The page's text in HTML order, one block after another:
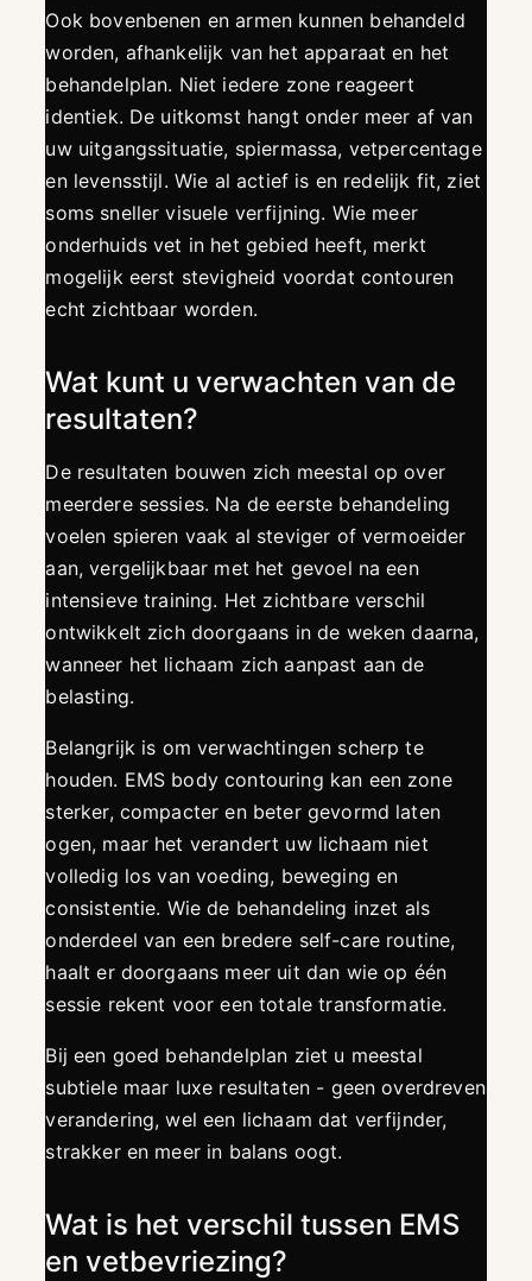
Ook bovenbenen en armen kunnen behandeld
worden, afhankelijk van het apparaat en het
behandelplan. Niet iedere zone reageert
identiek. De uitkomst hangt onder meer af van
uw uitgangssituatie, spiermassa, vetpercentage
en levensstijl. Wie al actief is en redelijk fit, ziet
soms sneller visuele verfijning. Wie meer
onderhuids vet in het gebied heeft, merkt
mogelijk eerst stevigheid voordat contouren
echt zichtbaar worden.
Wat kunt u verwachten van de
resultaten?
De resultaten bouwen zich meestal op over
meerdere sessies. Na de eerste behandeling
voelen spieren vaak al steviger of vermoeider
aan, vergelijkbaar met het gevoel na een
intensieve training. Het zichtbare verschil
ontwikkelt zich doorgaans in de weken daarna,
wanneer het lichaam zich aanpast aan de
belasting.
Belangrijk is om verwachtingen scherp te
houden. EMS body contouring kan een zone
sterker, compacter en beter gevormd laten
ogen, maar het verandert uw lichaam niet
volledig los van voeding, beweging en
consistentie. Wie de behandeling inzet als
onderdeel van een bredere self-care routine,
haalt er doorgaans meer uit dan wie op één
sessie rekent voor een totale transformatie.
Bij een goed behandelplan ziet u meestal
subtiele maar luxe resultaten - geen overdreven
verandering, wel een lichaam dat verfijnder,
strakker en meer in balans oogt.
Wat is het verschil tussen EMS
en vetbevriezing?